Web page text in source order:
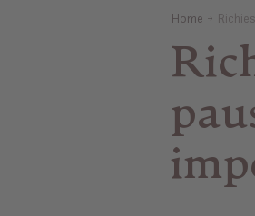
Home